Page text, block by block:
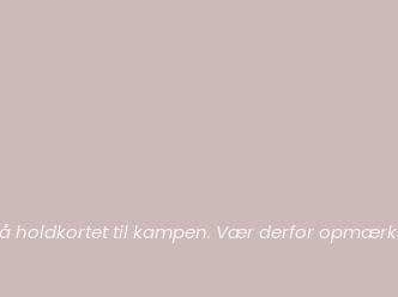
holdkortet til kampen. Vær derfor